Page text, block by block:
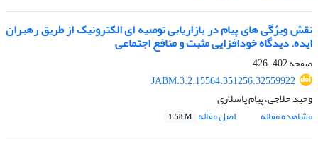
نقش ویژگی های پیام در بازاریابی توصیه ای الکترونیک از طریق رهبران
ایده. دیدگاه خودافزایی مثبت و منافع اجتماعی
صفحه402-426
JABM.3.2.15564.351256.32559922
وحید حلاجی، پیام پاسلاری
مشاهده مقاله
اصل مقاله 1.58 M